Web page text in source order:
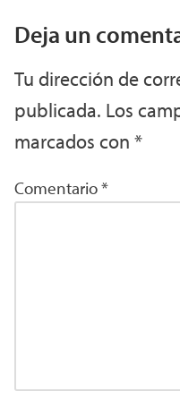
Deja un
Tu dirección de
publicada. Los
marcados con *
Comentario*